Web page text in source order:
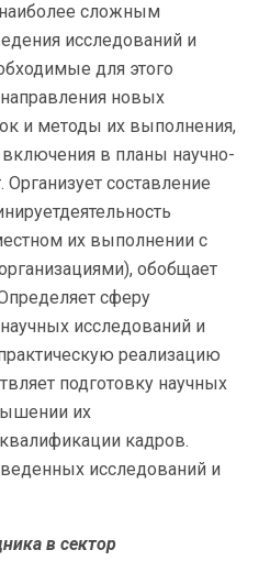
сложным
исследований и
для этого
новых
и методы их выполнения,
в планы научно-
Организует составление
их выполнении с
обобщает
сферу
исследований и
реализацию
подготовку научных
их
кадров.
исследований и
в сектор